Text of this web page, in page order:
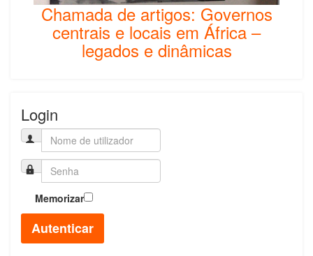
Chamada de artigos: Governos
centrais e locais em África –
legados e dinâmicas
Login
Memorizar
Autenticar